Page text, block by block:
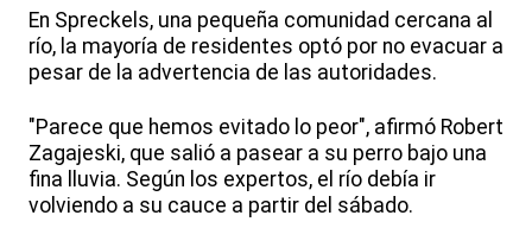
En Spreckels, una pequeña comunidad cercana al
río, la mayoría de residentes optó por no evacuar a
pesar de la advertencia de las autoridades.
"Parece que hemos evitado lo peor", afirmó Robert
Zagajeski, que salió a pasear a su perro bajo una
fina lluvia. Según los expertos, el río debía ir
volviendo a su cauce a partir del sábado.